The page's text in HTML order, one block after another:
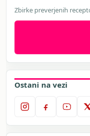
Zbirke preverjenih
Ostani na vezi